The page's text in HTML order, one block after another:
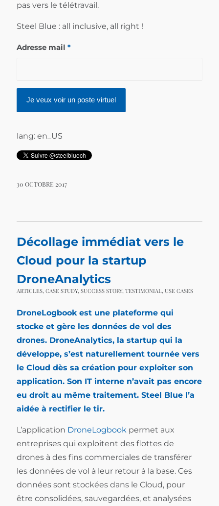
pas vers le télétravail.
Steel Blue : all inclusive, all right !
Adresse mail *
lang: en_US
30 OCTOBRE 2017
Décollage immédiat vers le
Cloud pour la startup
DroneAnalytics
ARTICLES, CASE STUDY, SUCCESS STORY, TESTIMONIAL, USE CASES
DroneLogbook est une plateforme qui
stocke et gère les données de vol des
drones. DroneAnalytics, la startup qui la
développe, s’est naturellement tournée vers
le Cloud dès sa création pour exploiter son
application. Son IT interne n’avait pas encore
eu droit au même traitement. Steel Blue l’a
aidée à rectifier le tir.
L’application DroneLogbookpermet aux
entreprises qui exploitent des flottes de
drones à des fins commerciales de transférer
les données de vol à leur retour à la base. Ces
données sont stockées dans le Cloud, pour
être consolidées, sauvegardées, et analysées